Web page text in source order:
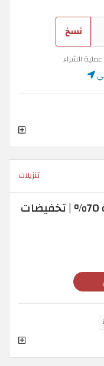
نسخ
الشراء
تنزيلات
عروض وخصومات نمشي لغاية 70% | تخفيضات